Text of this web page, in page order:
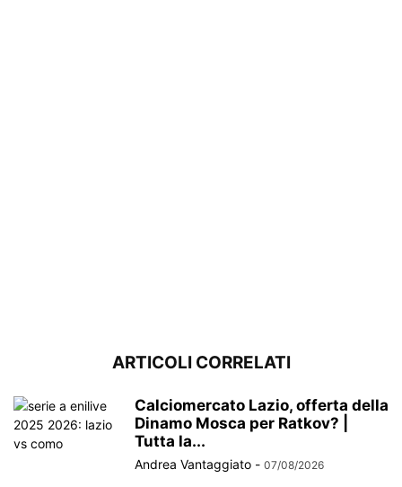
ARTICOLI CORRELATI
Calciomercato Lazio, offerta della
Dinamo Mosca per Ratkov? |
Tutta la...
Andrea Vantaggiato - 07/08/2026